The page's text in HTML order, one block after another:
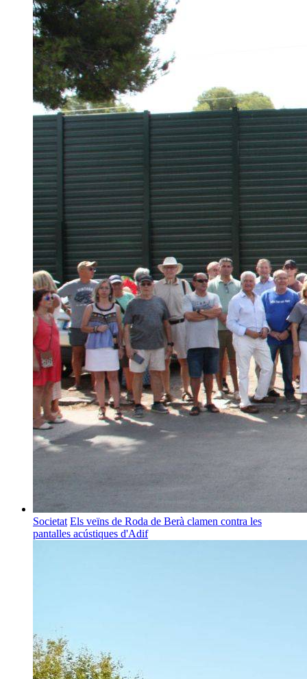
Societat Els veïns de Roda de Berà clamen contra les
pantalles acústiques d'Adif